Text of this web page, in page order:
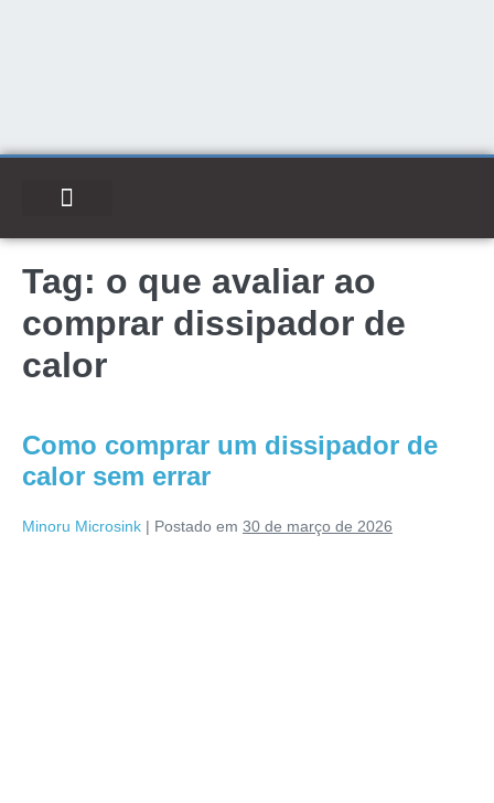
Tag: o que avaliar ao
comprar dissipador de
calor
Como comprar um dissipador de
calor sem errar
Minoru Microsink | Postado em 30 de março de 2026